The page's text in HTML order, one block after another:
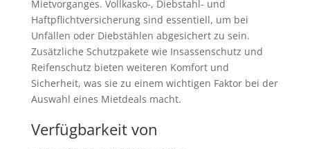
Mietvorganges. Vollkasko-, Diebstahl- und
Haftpflichtversicherung sind essentiell, um bei
Unfällen oder Diebstählen abgesichert zu sein.
Zusätzliche Schutzpakete wie Insassenschutz und
Reifenschutz bieten weiteren Komfort und
Sicherheit, was sie zu einem wichtigen Faktor bei der
Auswahl eines Mietdeals macht.
Verfügbarkeit von